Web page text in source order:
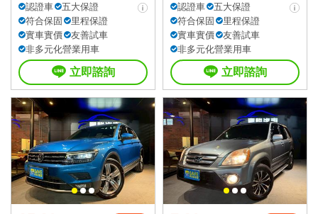
認證車
五大保證
符合保固
里程保證
實車實價
友善試車
非多元化營業用車
立即諮詢
認證車
五大保證
符合保固
里程保證
實車實價
友善試車
非多元化營業用車
立即諮詢